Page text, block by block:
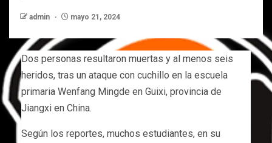
admin mayo 21, 2024
Dos personas resultaron muertas y al menos seis
heridos, tras un ataque con cuchillo en la escuela
primaria Wenfang Mingde en Guixi, provincia de
Jiangxi en China.
Según los reportes, muchos estudiantes, en su